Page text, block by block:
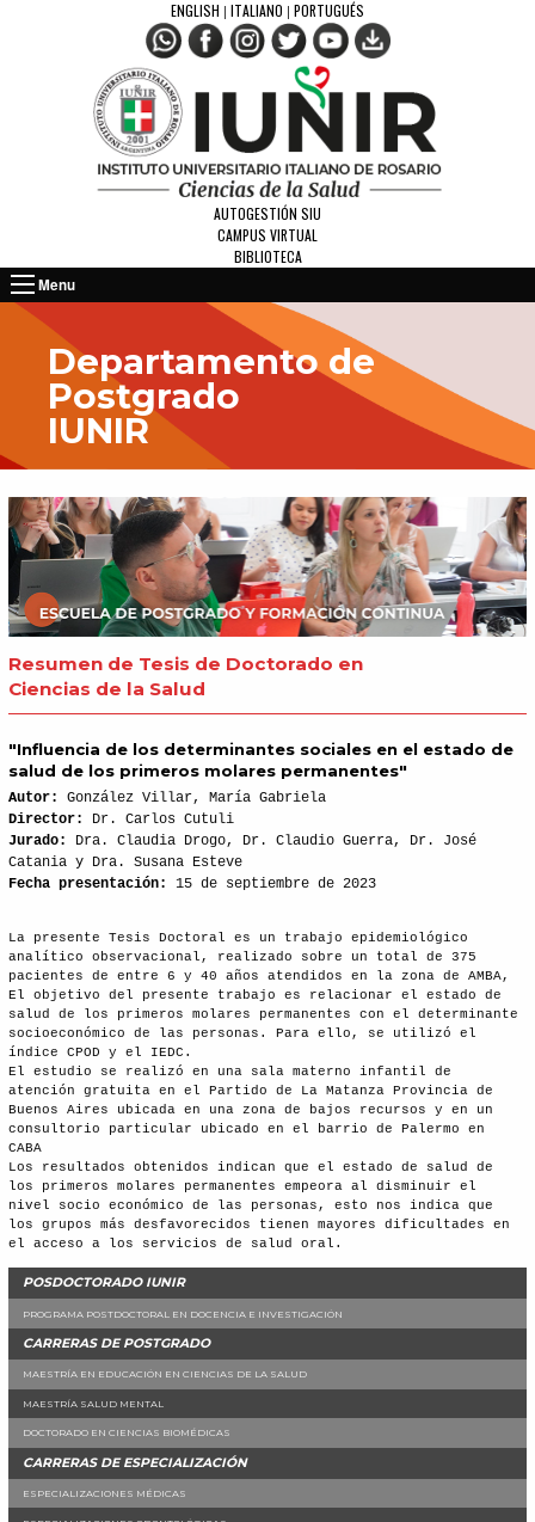
ENGLISH | ITALIANO | PORTUGUÉS
AUTOGESTIÓN SIU
CAMPUS VIRTUAL
BIBLIOTECA
Menu
Departamento de
Postgrado
IUNIR
POSDOCTORADO IUNIR
PROGRAMA POSTDOCTORAL EN DOCENCIA E INVESTIGACIÓN
CARRERAS DE POSTGRADO
MAESTRÍA EN EDUCACIÓN EN CIENCIAS DE LA SALUD
MAESTRÍA SALUD MENTAL
DOCTORADO EN CIENCIAS BIOMÉDICAS
CARRERAS DE ESPECIALIZACIÓN
ESPECIALIZACIONES MÉDICAS
Resumen de Tesis de Doctorado en
Ciencias de la Salud
"Influencia de los determinantes sociales en el estado de
salud de los primeros molares permanentes"
Autor:González Villar, María Gabriela
Director: Dr. Carlos Cutuli
Jurado: Dra. Claudia Drogo, Dr. Claudio Guerra, Dr. José
Catania y Dra. Susana Esteve
Fecha presentación:15 de septiembre de 2023
La presente Tesis Doctoral es un trabajo epidemiológico
analítico observacional, realizado sobre un total de 375
pacientes de entre 6 y 40 años atendidos en la zona de AMBA,
El objetivo del presente trabajo es relacionar el estado de
salud de los primeros molares permanentes con el determinante
socioeconómico de las personas. Para ello, se utilizó el
índice CPOD y el IEDC.
El estudio se realizó en una sala materno infantil de
atención gratuita en el Partido de La Matanza Provincia de
Buenos Aires ubicada en una zona de bajos recursos y en un
consultorio particular ubicado en el barrio de Palermo en
CABA
Los resultados obtenidos indican que el estado de salud de
los primeros molares permanentes empeora al disminuir el
nivel socio económico de las personas, esto nos indica que
los grupos más desfavorecidos tienen mayores dificultades en
el acceso a los servicios de salud oral.